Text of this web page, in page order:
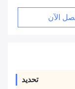
الآن
تحديد